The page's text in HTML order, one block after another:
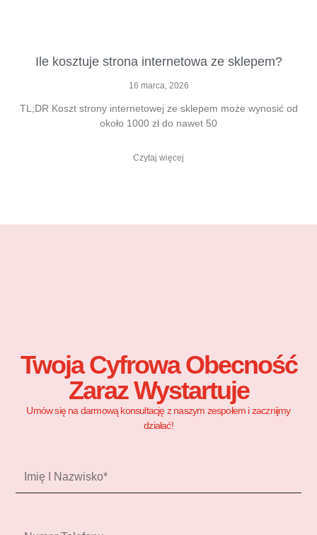
Ile kosztuje strona internetowa ze sklepem?
16 marca, 2026
TL;DR Koszt strony internetowej ze sklepem może wynosić od
około 1000 zł do nawet 50
Czytaj więcej
Twoja Cyfrowa Obecność
Zaraz Wystartuje
Umów się na darmową konsultację z naszym zespołem i zacznijmy
działać!
nazwisko